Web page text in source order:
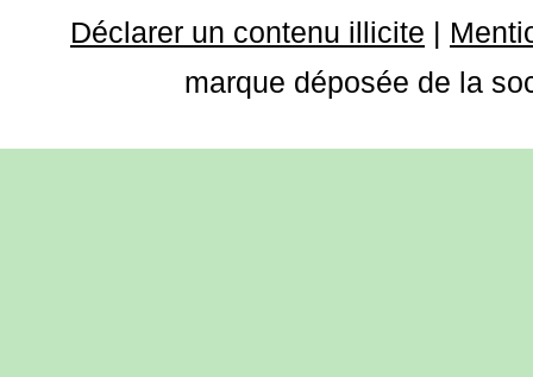
Déclarer un contenu illicite |
marque déposée de la